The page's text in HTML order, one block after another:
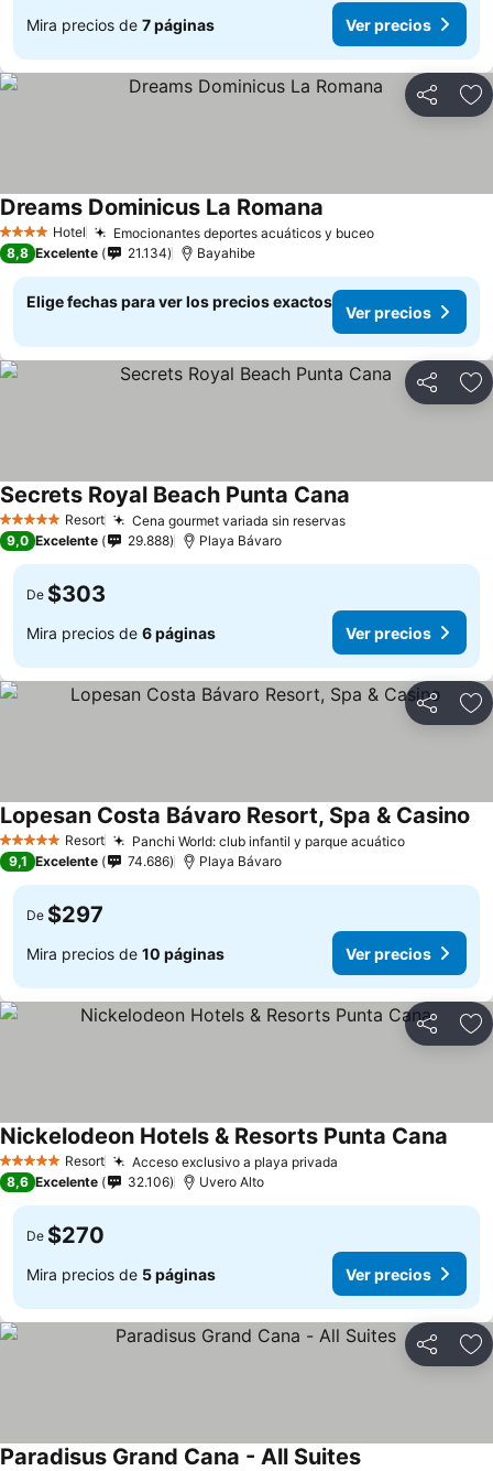
Mira precios de 7 páginas Ver precios
Compartir
4 EstrellasHotel Emocionantes deportes acuáticos y buceo
Dreams Dominicus La Romana
8,8 Excelente 21.134 Bayahibe
Elige fechas para ver los precios exactos
Ver precios
Compartir
5 Estrellas Resort Cena gourmet variada sin reservas
Secrets Royal Beach Punta Cana
9,0 Excelente 29.888 Playa Bávaro
De $303
Mira precios de 6 páginas Ver precios
Compartir
5 Estrellas Resort Panchi World: club infantil y parque acuático
Lopesan Costa Bávaro Resort, Spa & Casino
9,1 Excelente 74.686 Playa Bávaro
De $297
Mira precios de 10 páginas Ver precios
Compartir
5 Estrellas Resort Acceso exclusivo a playa privada
Nickelodeon Hotels & Resorts Punta Cana
8,6 Excelente 32.106 Uvero Alto
De $270
Mira precios de 5 páginas Ver precios
Compartir
Paradisus Grand Cana - All Suites